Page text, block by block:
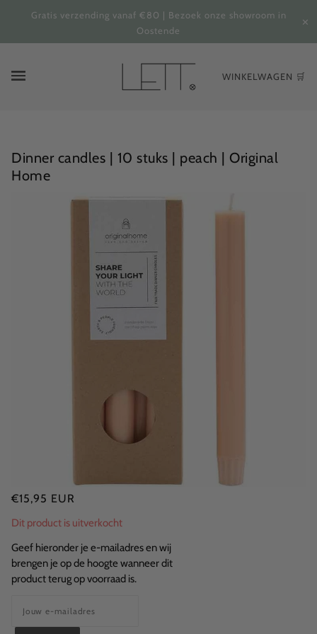
Gratis verzending vanaf €80 | Bezoek onze showroom in
Oostende
✕
WINKELWAGEN 🛒
Dinner candles | 10 stuks | peach | Original
Home
€15,95 EUR
Dit product is uitverkocht
Geef hieronder je e-mailadres en wij
brengen je op de hoogte wanneer dit
product terug op voorraad is.